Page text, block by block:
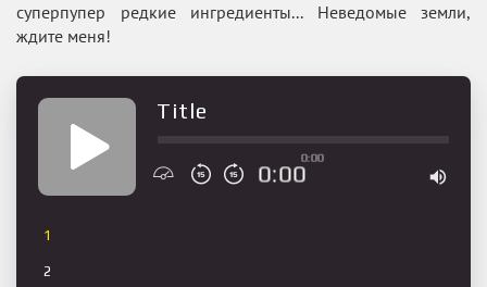
суперпупер редкие ингредиенты... Неведомые земли,
ждите меня!
Title
0:00
0:00
1
2